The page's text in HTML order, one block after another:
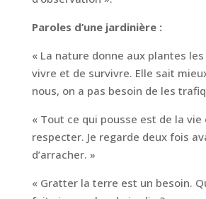
Paroles d’une jardinière :
« La nature donne aux plantes
vivre et de survivre. Elle sait
nous, on a pas besoin de les
« Tout ce qui pousse est de la vie
respecter. Je regarde deux fois
d’arracher. »
« Gratter la terre est un besoin.